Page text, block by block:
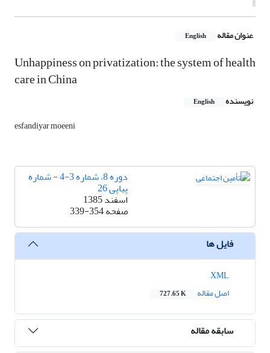
عنوان مقاله English
Unhappiness on privatization: the system of health
care in China
نویسنده English
esfandiyar moeeni
دوره 8، شماره 3-4 - شماره
پیاپی 26
اسفند 1385
صفحه339-354
فایل ها
اصل مقاله
727.65 K
سابقه مقاله